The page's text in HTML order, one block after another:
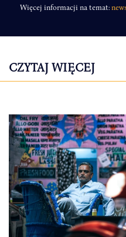
Więcej informacji na temat:
CZYTAJ WIĘCEJ